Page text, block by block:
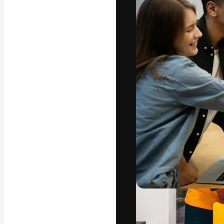
La plataforma
trabajo. Más
entre
estudios.
Español
Copyright © 2010-